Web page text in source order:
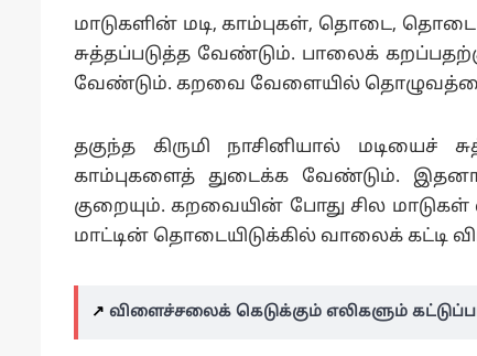
மாடுகளின் மடி, காம்புகள், தொடை,
சுத்தப்படுத்த வேண்டும். பாலைக்
வேண்டும். கறவை வேளையில்
தகுந்த கிருமி நாசினியால் மடியைச்
காம்புகளைத் துடைக்க வேண்டும்.
குறையும். கறவையின் போது சில
மாட்டின் தொடையிடுக்கில் வாலைக் கட்டி
↗️ விளைச்சலைக் கெடுக்கும் எலிகளும்